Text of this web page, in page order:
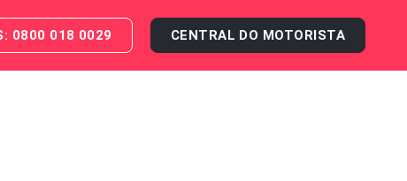
0800 018 0029 CENTRAL DO MOTORISTA